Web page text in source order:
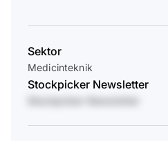
Sektor
Medicinteknik
Stockpicker Newsletter